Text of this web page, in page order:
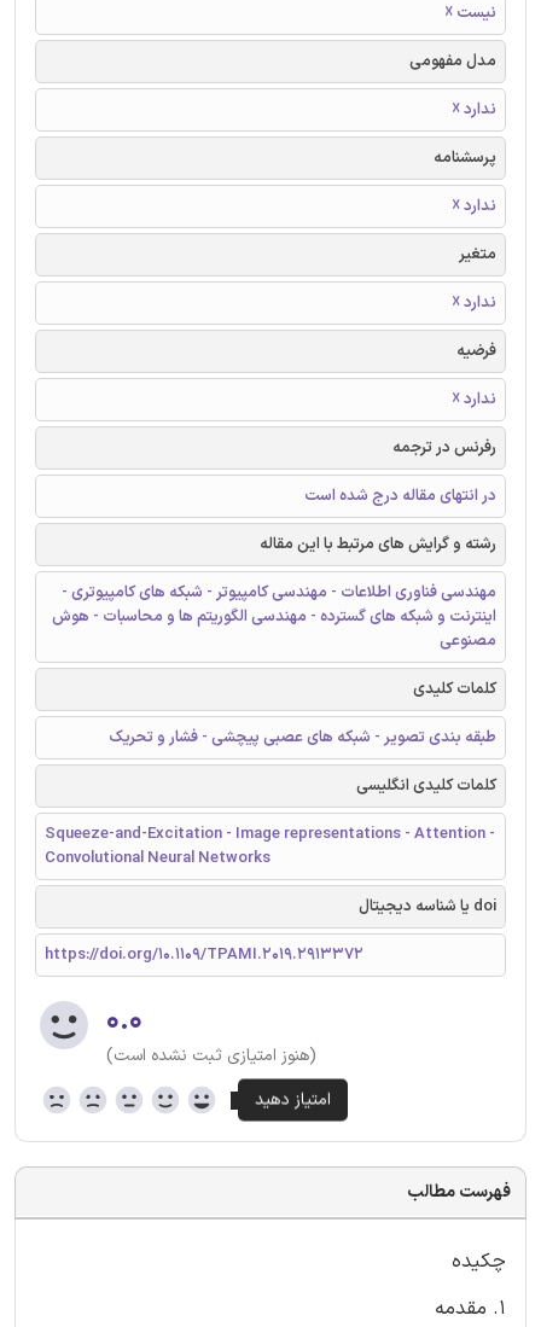
نیست ☓
مدل مفهومی
ندارد ☓
پرسشنامه
ندارد ☓
متغیر
ندارد ☓
فرضیه
ندارد ☓
رفرنس در ترجمه
در انتهای مقاله درج شده است
رشته و گرایش های مرتبط با این مقاله
مهندسی فناوری اطلاعات - مهندسی کامپیوتر - شبکه های کامپیوتری -
اینترنت و شبکه های گسترده - مهندسی الگوریتم ها و محاسبات - هوش
مصنوعی
کلمات کلیدی
طبقه بندی تصویر - شبکه های عصبی پیچشی - فشار و تحریک
کلمات کلیدی انگلیسی
Squeeze-and-Excitation - Image representations - Attention -
Convolutional Neural Networks
doi یا شناسه دیجیتال
https://doi.org/10.1109/TPAMI.2019.2913372
۰.۰
(هنوز امتیازی ثبت نشده است)
فهرست مطالب
چکیده
1. مقدمه